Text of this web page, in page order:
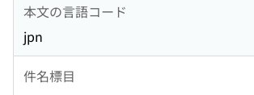
本文の言語コード
jpn
件名標目